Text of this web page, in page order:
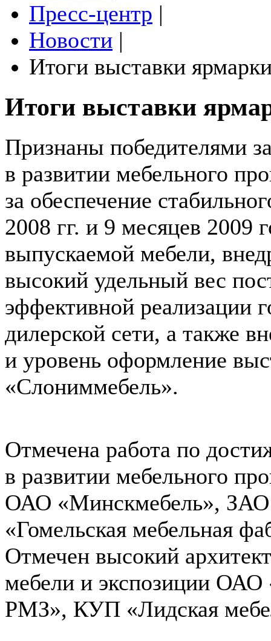
Пресс-центр |
Новости |
Итоги выставки
Итоги выставки
Признаны победителями
в развитии мебельного
за обеспечение
2008 гг. и 9 месяцев 2009
выпускаемой мебели,
высокий удельный вес
эффективной реализации
дилерской сети, а также
и уровень оформление
«Слониммебель».
Отмечена работа по
в развитии мебельного
ОАО «Минскмебель»,
«Гомельская мебельная
Отмечен высокий
мебели и экспозиции
РМЗ», КУП «Лидская